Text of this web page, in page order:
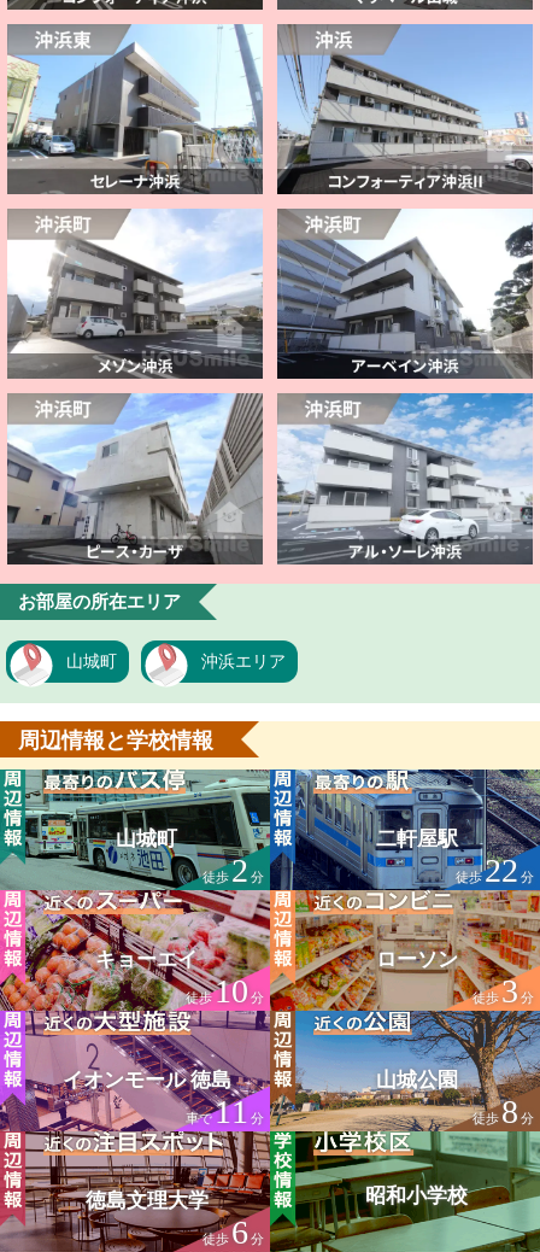
お部屋の所在エリア
山城町 沖浜エリア
周辺情報と学校情報
山城町
徒歩2 分
二軒屋駅
徒歩22 分
キョーエイ
徒歩10分
ローソン
徒歩3分
イオンモール 徳島
車で11 分
山城公園
徒歩8 分
徳島文理大学
徒歩6分
昭和小学校